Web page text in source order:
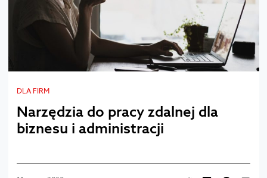
DLA FIRM
Narzędzia do pracy zdalnej dla
biznesu i administracji